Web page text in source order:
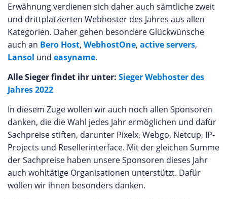
Erwähnung verdienen sich daher auch sämtliche zweit
und drittplatzierten Webhoster des Jahres aus allen
Kategorien. Daher gehen besondere Glückwünsche
auch an Bero Host, WebhostOne, active servers,
Lansol und easyname.
Alle Sieger findet ihr unter: Sieger Webhoster des
Jahres 2022
In diesem Zuge wollen wir auch noch allen Sponsoren
danken, die die Wahl jedes Jahr ermöglichen und dafür
Sachpreise stiften, darunter Pixelx, Webgo, Netcup, IP-
Projects und Resellerinterface. Mit der gleichen Summe
der Sachpreise haben unsere Sponsoren dieses Jahr
auch wohltätige Organisationen unterstützt. Dafür
wollen wir ihnen besonders danken.